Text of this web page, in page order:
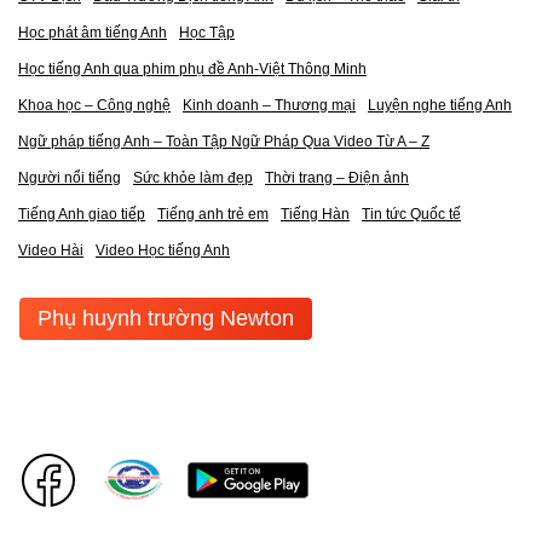
Học phát âm tiếng Anh Học Tập
Học tiếng Anh qua phim phụ đề Anh-Việt Thông Minh
Khoa học – Công nghệ Kinh doanh – Thương mại Luyện nghe tiếng Anh
Ngữ pháp tiếng Anh – Toàn Tập Ngữ Pháp Qua Video Từ A – Z
Người nổi tiếng Sức khỏe làm đẹp Thời trang – Điện ảnh
Tiếng Anh giao tiếp Tiếng anh trẻ em Tiếng Hàn Tin tức Quốc tế
Video Hài Video Học tiếng Anh
Phụ huynh trường Newton